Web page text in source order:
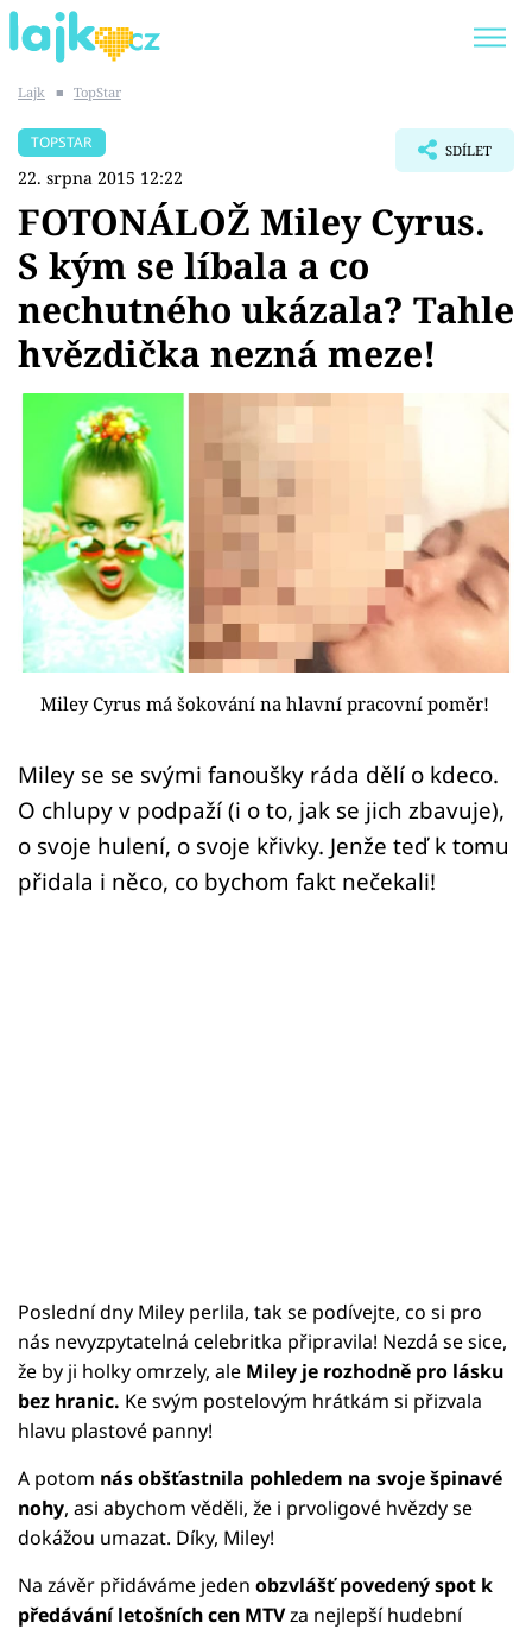
SHOPAHOLICADEL
Témata
Showbyznys
Youtubeři
Virály
Sex a vztahy
Videa
Sledujte prima+
Sledujte nás
Lajk ■ TopStar
TOPSTAR
22. srpna 2015 12:22
SDÍLET
FOTONÁLOŽ Miley Cyrus.
S kým se líbala a co
nechutného ukázala? Tahle
hvězdička nezná meze!
Miley Cyrus má šokování na hlavní pracovní poměr!
Miley se se svými fanoušky ráda dělí o kdeco.
O chlupy v podpaží (i o to, jak se jich zbavuje),
o svoje hulení, o svoje křivky. Jenže teď k tomu
přidala i něco, co bychom fakt nečekali!
Poslední dny Miley perlila, tak se podívejte, co si pro
nás nevyzpytatelná celebritka připravila! Nezdá se sice,
že by ji holky omrzely, ale Miley je rozhodně pro lásku
bez hranic. Ke svým postelovým hrátkám si přizvala
hlavu plastové panny!
A potom nás obšťastnila pohledem na svoje špinavé
nohy, asi abychom věděli, že i prvoligové hvězdy se
dokážou umazat. Díky, Miley!
Na závěr přidáváme jeden obzvlášť povedený spot k
předávání letošních cen MTVza nejlepší hudební